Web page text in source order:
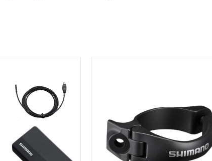
Pavarų perjungiklio dalys